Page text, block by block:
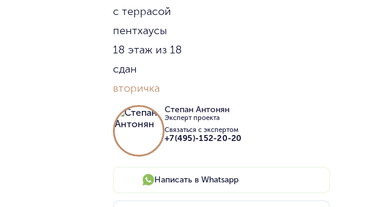
с террасой
пентхаусы
18 этаж из 18
сдан
вторичка
Степан Антонян
Эксперт проекта
Связаться с экспертом
+7(495)-152-20-20
Написать в Whatsapp